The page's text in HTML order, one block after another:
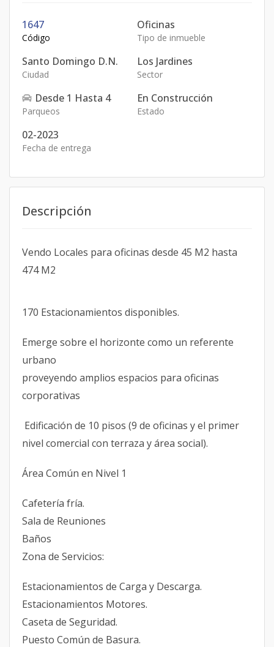
1647
Código
Oficinas
Tipo de inmueble
Santo Domingo D.N.
Ciudad
Los Jardines
Sector
Desde 1 Hasta 4
Parqueos
En Construcción
Estado
02-2023
Fecha de entrega
Descripción
Vendo Locales para oficinas desde 45 M2 hasta
474 M2
170 Estacionamientos disponibles.
Emerge sobre el horizonte como un referente
urbano
proveyendo amplios espacios para oficinas
corporativas
Edificación de 10 pisos (9 de oficinas y el primer
nivel comercial con terraza y área social).
Área Común en Nivel 1
Cafetería fría.
Sala de Reuniones
Baños
Zona de Servicios:
Estacionamientos de Carga y Descarga.
Estacionamientos Motores.
Caseta de Seguridad.
Puesto Común de Basura.